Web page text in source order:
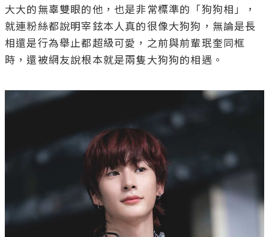
大大的無辜雙眼的他，也是非常標準的「狗狗相」，
就連粉絲都說明宰鉉本人真的很像大狗狗，無論是長
相還是行為舉止都超級可愛，之前與前輩珉奎同框
時，還被網友說根本就是兩隻大狗狗的相遇。